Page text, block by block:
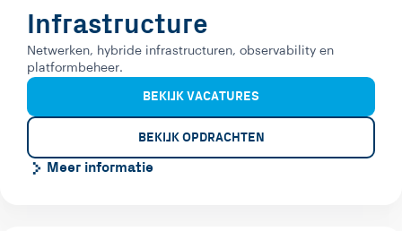
Infrastructure
Netwerken, hybride infrastructuren, observability en
platformbeheer.
BEKIJK VACATURES
BEKIJK OPDRACHTEN
Meer informatie